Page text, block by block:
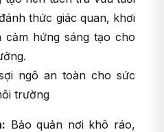
thức giác quan, khơi
cảm hứng sáng tạo cho
ngô an toàn cho sức
trường
Bảo quản nơi khô ráo,